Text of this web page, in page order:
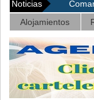
Noticias
Alojamientos